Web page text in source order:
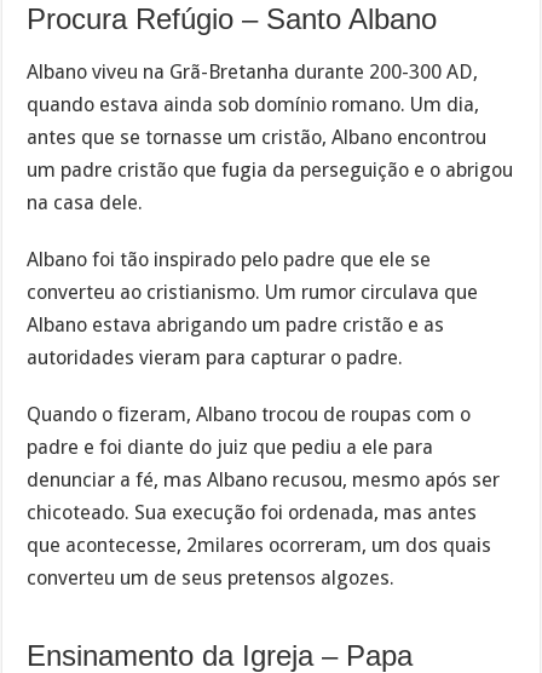
Procura Refúgio – Santo Albano
Albano viveu na Grã-Bretanha durante 200-300 AD,
quando estava ainda sob domínio romano. Um dia,
antes que se tornasse um cristão, Albano encontrou
um padre cristão que fugia da perseguição e o abrigou
na casa dele.
Albano foi tão inspirado pelo padre que ele se
converteu ao cristianismo. Um rumor circulava que
Albano estava abrigando um padre cristão e as
autoridades vieram para capturar o padre.
Quando o fizeram, Albano trocou de roupas com o
padre e foi diante do juiz que pediu a ele para
denunciar a fé, mas Albano recusou, mesmo após ser
chicoteado. Sua execução foi ordenada, mas antes
que acontecesse, 2milares ocorreram, um dos quais
converteu um de seus pretensos algozes.
Ensinamento da Igreja – Papa